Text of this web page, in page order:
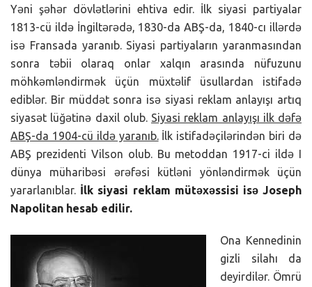
Yəni şəhər dövlətlərini ehtiva edir. İlk siyasi partiyalar
1813-cü ildə İngiltərədə, 1830-da ABŞ-da, 1840-cı illərdə
isə Fransada yaranıb. Siyasi partiyaların yaranmasından
sonra təbii olaraq onlar xalqın arasında nüfuzunu
möhkəmləndirmək üçün müxtəlif üsullardan istifadə
ediblər. Bir müddət sonra isə siyasi reklam anlayışı artıq
siyasət lüğətinə daxil olub. Siyasi reklam anlayışı ilk dəfə
ABŞ-da 1904-cü ildə yaranıb.İlk istifadəçilərindən biri də
ABŞ prezidenti Vilson olub. Bu metoddan 1917-ci ildə I
dünya müharibəsi ərəfəsi kütləni yönləndirmək üçün
yararlanıblar. İlk siyasi reklam mütəxəssisi isə Joseph
Napolitan hesab edilir.
Ona Kennedinin
gizli silahı da
deyirdilər. Ömrü